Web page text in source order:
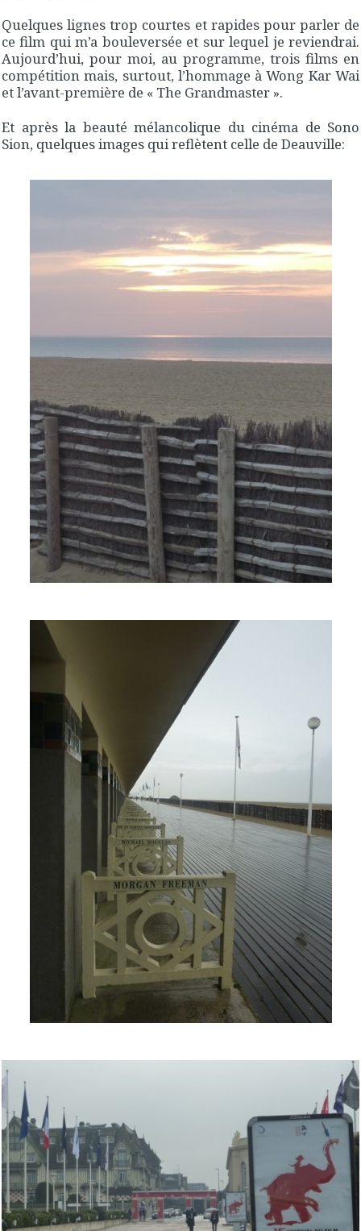
Quelques lignes trop courtes et rapides pour parler de
ce film qui m’a bouleversée et sur lequel je reviendrai.
Aujourd’hui, pour moi, au programme, trois films en
compétition mais, surtout, l’hommage à Wong Kar Wai
et l’avant-première de « The Grandmaster ».
Et après la beauté mélancolique du cinéma de Sono
Sion, quelques images qui reflètent celle de Deauville: